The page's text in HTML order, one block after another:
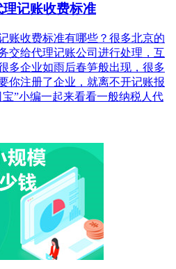
记账收费标准
账收费标准有哪些？很多北京的
交给代理记账公司进行处理，互
多企业如雨后春笋般出现，很多
你注册了企业，就离不开记账报
”小编一起来看看一般纳税人代